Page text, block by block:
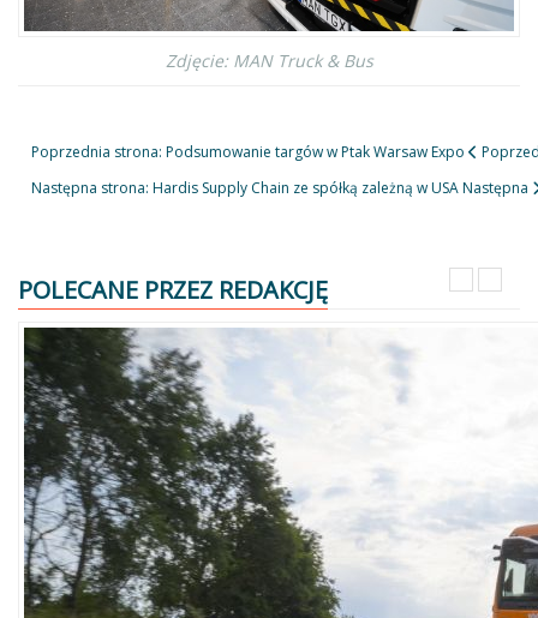
Zdjęcie: MAN Truck & Bus
Poprzednia strona: Podsumowanie targów w Ptak Warsaw Expo
Następna strona: Hardis Supply Chain ze spółką zależną w USANastępna
POLECANE PRZEZ REDAKCJĘ